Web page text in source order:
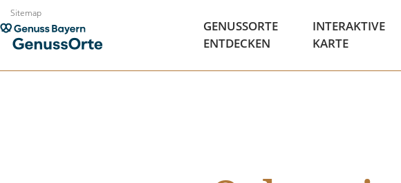
Zum
Inhalt
springen
Sitemap
GENUSSORTE
ENTDECKEN
INTERAKTIVE
KARTE